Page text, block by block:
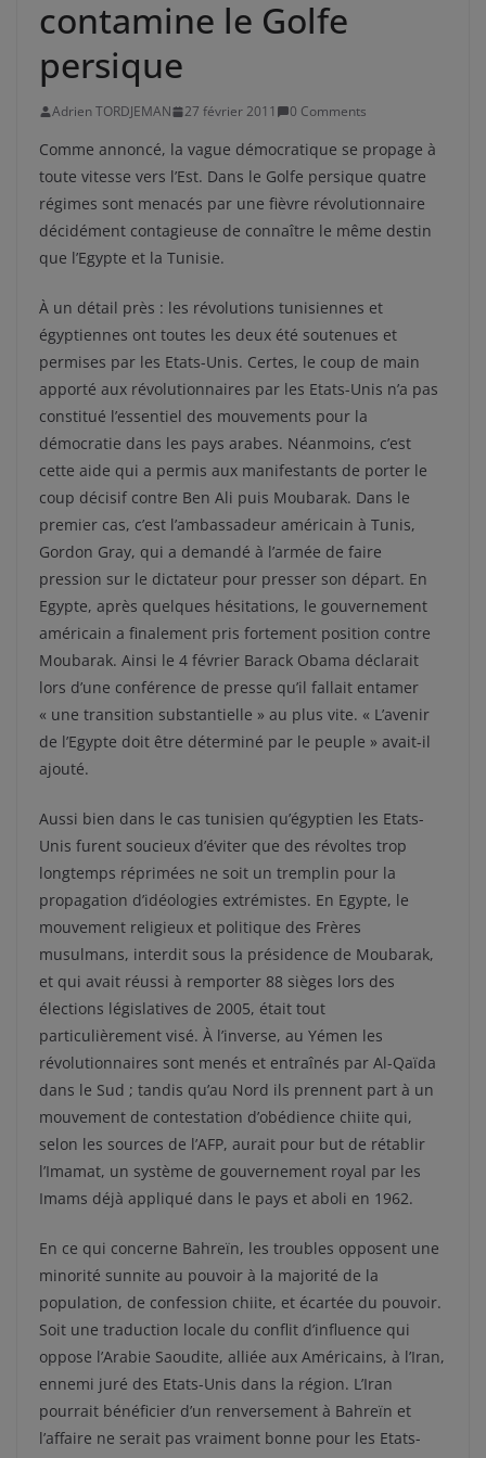
contamine le Golfe
persique
Adrien TORDJEMAN 27 février 2011 0 Comments
Comme annoncé, la vague démocratique se propage à
toute vitesse vers l’Est. Dans le Golfe persique quatre
régimes sont menacés par une fièvre révolutionnaire
décidément contagieuse de connaître le même destin
que l’Egypte et la Tunisie.
À un détail près : les révolutions tunisiennes et
égyptiennes ont toutes les deux été soutenues et
permises par les Etats-Unis. Certes, le coup de main
apporté aux révolutionnaires par les Etats-Unis n’a pas
constitué l’essentiel des mouvements pour la
démocratie dans les pays arabes. Néanmoins, c’est
cette aide qui a permis aux manifestants de porter le
coup décisif contre Ben Ali puis Moubarak. Dans le
premier cas, c’est l’ambassadeur américain à Tunis,
Gordon Gray, qui a demandé à l’armée de faire
pression sur le dictateur pour presser son départ. En
Egypte, après quelques hésitations, le gouvernement
américain a finalement pris fortement position contre
Moubarak. Ainsi le 4 février Barack Obama déclarait
lors d’une conférence de presse qu’il fallait entamer
« une transition substantielle » au plus vite. « L’avenir
de l’Egypte doit être déterminé par le peuple » avait-il
ajouté.
Aussi bien dans le cas tunisien qu’égyptien les Etats-
Unis furent soucieux d’éviter que des révoltes trop
longtemps réprimées ne soit un tremplin pour la
propagation d’idéologies extrémistes. En Egypte, le
mouvement religieux et politique des Frères
musulmans, interdit sous la présidence de Moubarak,
et qui avait réussi à remporter 88 sièges lors des
élections législatives de 2005, était tout
particulièrement visé. À l’inverse, au Yémen les
révolutionnaires sont menés et entraînés par Al-Qaïda
dans le Sud ; tandis qu’au Nord ils prennent part à un
mouvement de contestation d’obédience chiite qui,
selon les sources de l’AFP, aurait pour but de rétablir
l’Imamat, un système de gouvernement royal par les
Imams déjà appliqué dans le pays et aboli en 1962.
En ce qui concerne Bahreïn, les troubles opposent une
minorité sunnite au pouvoir à la majorité de la
population, de confession chiite, et écartée du pouvoir.
Soit une traduction locale du conflit d’influence qui
oppose l’Arabie Saoudite, alliée aux Américains, à l’Iran,
ennemi juré des Etats-Unis dans la région. L’Iran
pourrait bénéficier d’un renversement à Bahreïn et
l’affaire ne serait pas vraiment bonne pour les Etats-